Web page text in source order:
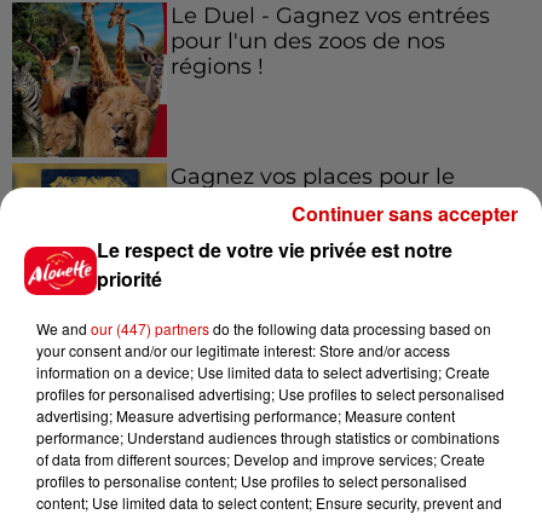
Le Duel - Gagnez vos entrées
pour l'un des zoos de nos
régions !
Gagnez vos places pour le
Festival du Roi Arthur 2026 !
Gagnez vos entrées pour le
Musée du Sport Automobile au
Mans !
Destination Vacances - Gagnez
Le respect de votre vie privée est notre
priorité
We and our (447) partnersdo the following data processing based on
your consent and/or our legitimate interest: Store and/or access
information on a device; Use limited data to select advertising; Create
profiles for personalised advertising; Use profiles to select personalised
advertising; Measure advertising performance; Measure content
performance; Understand audiences through statistics or combinations
of data from different sources; Develop and improve services; Create
profiles to personalise content; Use profiles to select personalised
content; Use limited data to select content; Ensure security, prevent and
Continuer sans accepter